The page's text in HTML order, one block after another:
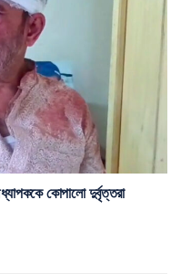
কোপালো দুর্বৃত্তরা